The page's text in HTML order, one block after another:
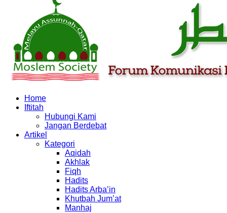
Home
Iftitah
Hubungi Kami
Jangan Berdebat
Artikel
Kategori
Aqidah
Akhlak
Fiqh
Hadits
Hadits Arba’in
Khutbah Jum’at
Manhaj